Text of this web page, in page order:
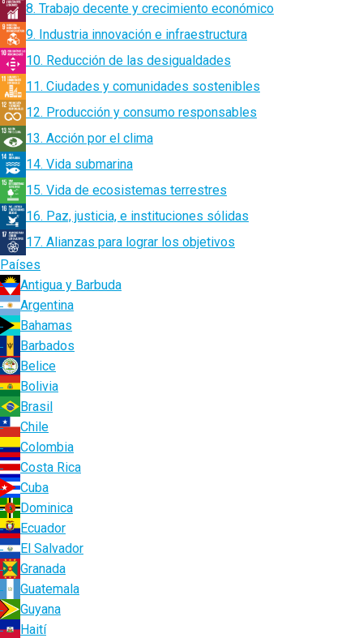
8. Trabajo decente y crecimiento económico
9. Industria innovación e infraestructura
10. Reducción de las desigualdades
11. Ciudades y comunidades sostenibles
12. Producción y consumo responsables
13. Acción por el clima
14. Vida submarina
15. Vida de ecosistemas terrestres
16. Paz, justicia, e instituciones sólidas
17. Alianzas para lograr los objetivos
Países
Antigua y Barbuda
Argentina
Bahamas
Barbados
Belice
Bolivia
Brasil
Chile
Colombia
Costa Rica
Cuba
Dominica
Ecuador
El Salvador
Granada
Guatemala
Guyana
Haití